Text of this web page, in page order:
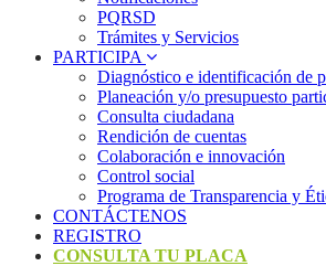
PQRSD
Trámites y Servicios
PARTICIPA
Diagnóstico e identificación de
Planeación y/o presupuesto
Consulta ciudadana
Rendición de cuentas
Colaboración e innovación
Control social
Programa de Transparencia y
CONTÁCTENOS
REGISTRO
CONSULTA TU PLACA